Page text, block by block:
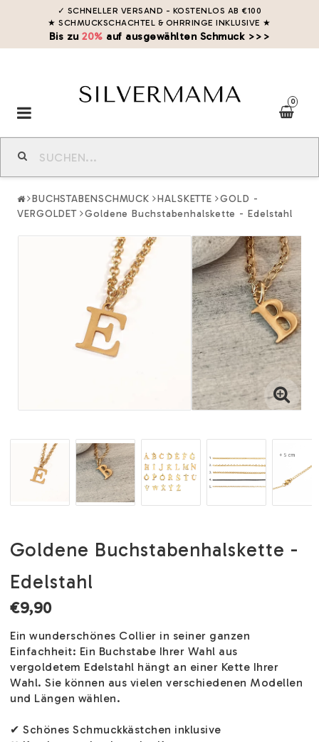
✓ SCHNELLER VERSAND - KOSTENLOS AB €100
★ SCHMUCKSCHACHTEL & OHRRINGE INKLUSIVE ★
Bis zu20% auf ausgewählten Schmuck >>>
0
Toggle
navigation
BUCHSTABENSCHMUCK HALSKETTE
GOLD -
VERGOLDET
Goldene Buchstabenhalskette - Edelstahl
Goldene Buchstabenhalskette -
Edelstahl
€9,90
Ein wunderschönes Collier in seiner ganzen
Einfachheit: Ein Buchstabe Ihrer Wahl aus
vergoldetem Edelstahl hängt an einer Kette Ihrer
Wahl. Sie können aus vielen verschiedenen Modellen
und Längen wählen.
✔ Schönes Schmuckkästchen inklusive